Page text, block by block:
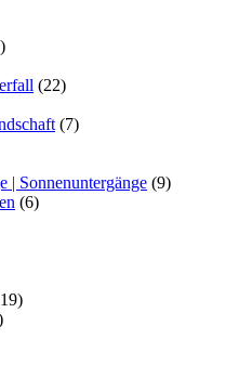
(22)
(7)
| Sonnenuntergänge (9)
(6)